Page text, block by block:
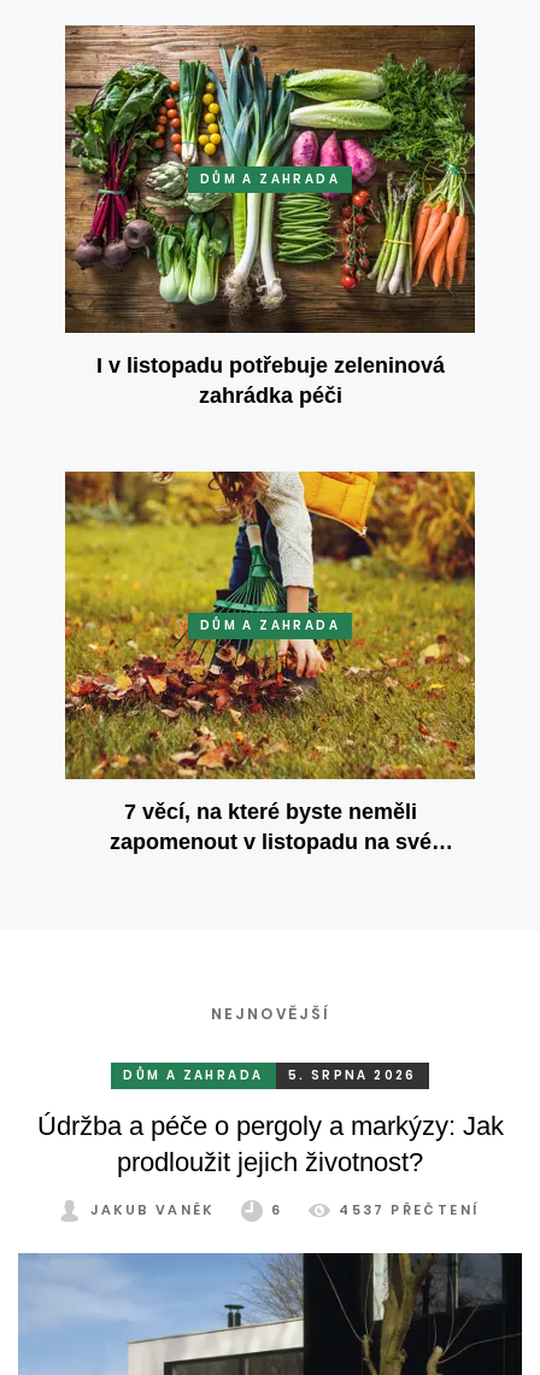
DŮM A ZAHRADA
I v listopadu potřebuje zeleninová
zahrádka péči
DŮM A ZAHRADA
7 věcí, na které byste neměli
zapomenout v listopadu na své
NEJNOVĚJŠÍ
DŮM A ZAHRADA 5. SRPNA 2026
Údržba a péče o pergoly a markýzy: Jak
prodloužit jejich životnost?
JAKUB VANĚK 6 4537 PŘEČTENÍ